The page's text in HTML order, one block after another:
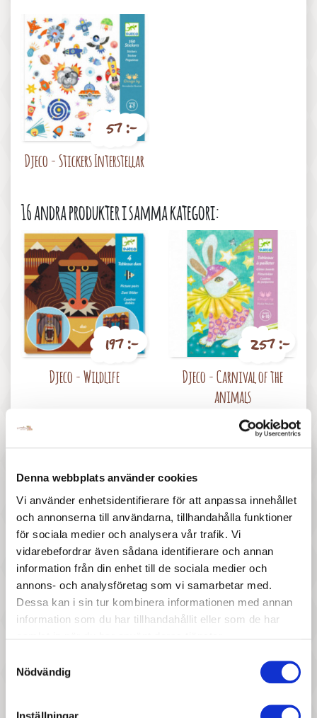
Denna webbplats använder cookies
Vi använder enhetsidentifierare för att anpassa innehållet
och annonserna till användarna, tillhandahålla funktioner
för sociala medier och analysera vår trafik. Vi
vidarebefordrar även sådana identifierare och annan
information från din enhet till de sociala medier och
annons- och analysföretag som vi samarbetar med.
Dessa kan i sin tur kombinera informationen med annan
information som du har tillhandahållit eller som de har
Nödvändig
57 :-
Djeco - Stickers Interstellar
16 andra produkter i samma kategori:
197 :-
Djeco - Wildlife
257 :-
Djeco - Carnival of the
animals
Pris
277 :-
Djeco - Daydream
Pris
Ejvor - Roligt Pyssel
157 :-